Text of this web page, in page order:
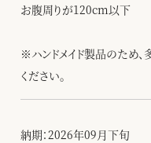
お腹周りが120cm以下
※ハンドメイド製品のため
ください。
納期：2026年09月下旬